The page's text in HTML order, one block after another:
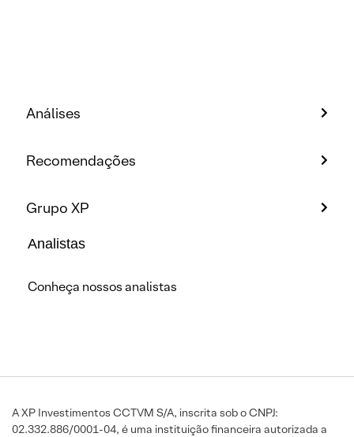
Análises
Recomendações
Grupo XP
Analistas
Conheça nossos analistas
A XP Investimentos CCTVM S/A, inscrita sob o CNPJ:
02.332.886/0001-04, é uma instituição financeira autorizada a